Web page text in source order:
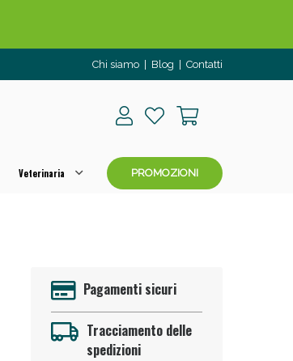
Chi siamo Blog Contatti
Veterinaria PROMOZIONI
Pagamenti sicuri
Tracciamento delle
spedizioni